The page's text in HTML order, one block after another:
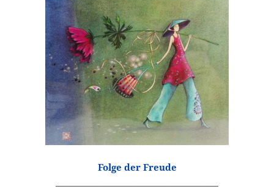
Folge der Freude